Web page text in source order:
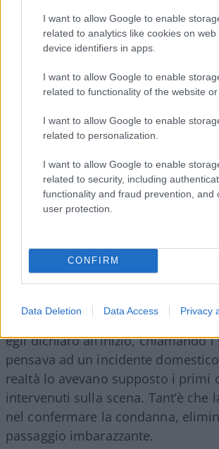
I want to allow Google to enable
related to analytics like cookies on web
device identifiers in apps.
I want to allow Google to enable
related to functionality of the website or
I want to allow Google to enable
related to personalization.
I want to allow Google to enable
related to security, including
functionality and fraud prevention, and
user protection.
CONFIRM
Data Deletion Data Access Privacy
le avrebbe realmente compiute,
semplicemente coi due teli di mare
spariti da casa Poggi.
aggiustamento dei fatti acclarati
cercano di fare oggi
modesto parere, caratterizza
controverse sentenze degli ultimi
quella che stiamo esaminando.
Infatti, per condannare Stasisi è
sostenere che il lavandino e il
fossero stati “lavati
accurato c’era ben poco. Così
sentenza si evidenzia a carico del
egli dichiarò all’inizio, chiamando i
pensava ad un incidente
realtà lo avevano supposto i primi
intervenuti sulla scena. Tant’è che
nel confermare la condanna,
passaggio imbarazzante.